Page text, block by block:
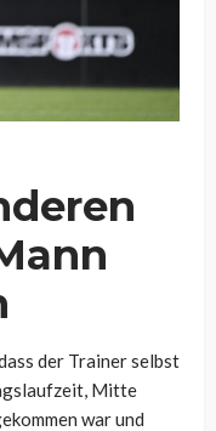
der Trainer selbst
Mitte
war und